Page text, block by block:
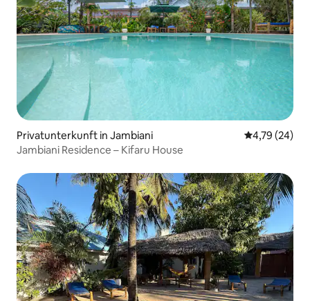
Privatunterkunft in Jambiani
4,79 (24)
Jambiani Residence – Kifaru House